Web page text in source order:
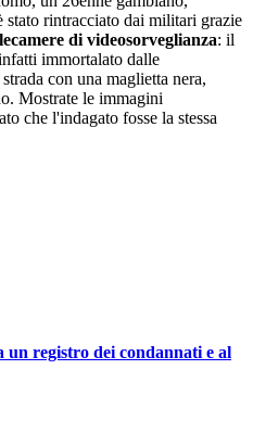
stato rintracciato dai militari grazie
di videosorveglianza: il
immortalato dalle
con una maglietta nera,
Mostrate le immagini
che l'indagato fosse la stessa
un registro dei condannati e al